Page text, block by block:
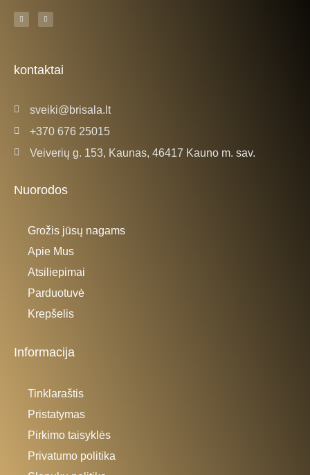
F
a
c
-
f
I
n
s
m
kontaktai
sveiki@brisala.lt
+370 676 25015
Veiverių g. 153, Kaunas, 46417 Kauno m. sav.
Nuorodos
Grožis jūsų nagams
Apie Mus
Atsiliepimai
Parduotuvė
Krepšelis
Informacija
Tinklaraštis
Pristatymas
Pirkimo taisyklės
Privatumo politika